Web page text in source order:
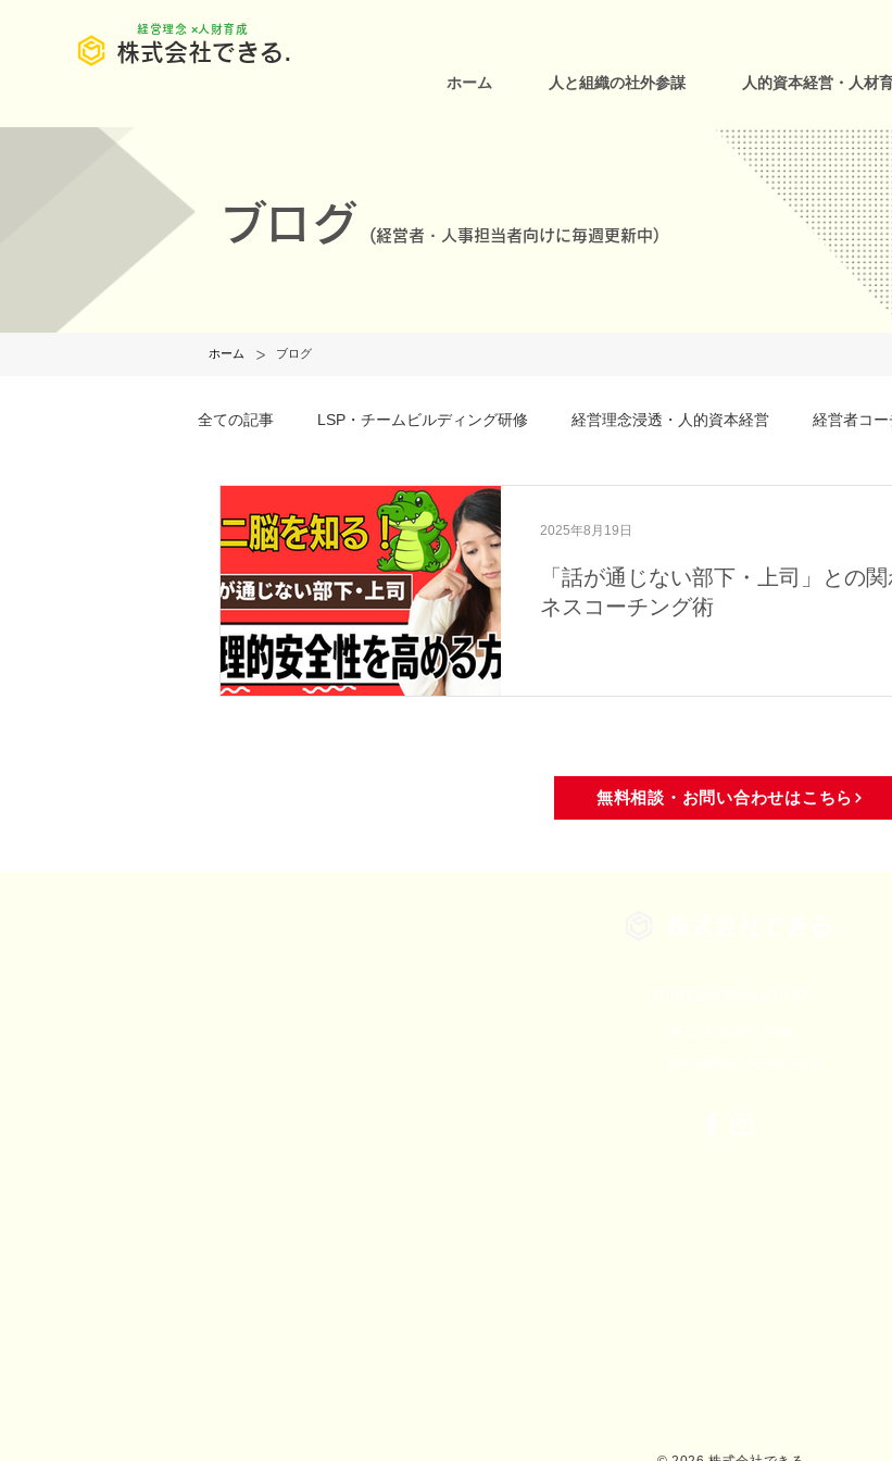
株式会社できる.
​経営理念 ×人財育成
ホーム 人と組織の社外参謀 人的資本経営・人材
ブログ (経営者・人事担当者向けに毎週更新中)
ホーム > ブログ
全ての記事 LSP・チームビルディング研修 経営理念浸透・人的資本経営 経営者コ
SDGs・地域活動
「話が通じない部下・上司」との
ネスコーチング術
2025年8月19日
無料相談・お問い合わせはこちら